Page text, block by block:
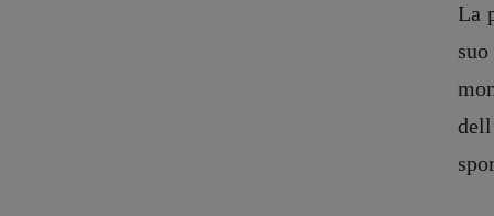
Copyright © 2018 – 2023 Pulp Magazine – Associazione Pulp
La